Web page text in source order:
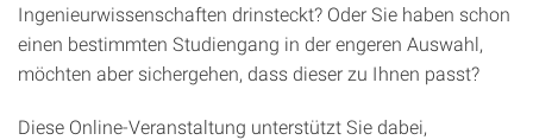
Ingenieurwissenschaften drinsteckt? Oder Sie haben schon
einen bestimmten Studiengang in der engeren Auswahl,
möchten aber sichergehen, dass dieser zu Ihnen passt?
Diese Online-Veranstaltung unterstützt Sie dabei,